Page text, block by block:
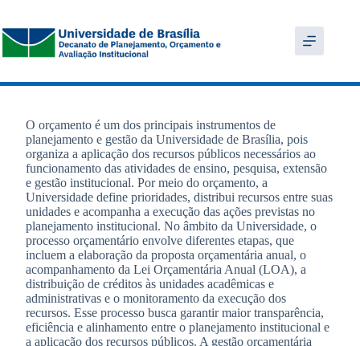
O orçamento é um dos principais instrumentos de
planejamento e gestão da Universidade de Brasília, pois
organiza a aplicação dos recursos públicos necessários ao
funcionamento das atividades de ensino, pesquisa, extensão
e gestão institucional. Por meio do orçamento, a
Universidade define prioridades, distribui recursos entre suas
unidades e acompanha a execução das ações previstas no
planejamento institucional. No âmbito da Universidade, o
processo orçamentário envolve diferentes etapas, que
incluem a elaboração da proposta orçamentária anual, o
acompanhamento da Lei Orçamentária Anual (LOA), a
distribuição de créditos às unidades acadêmicas e
administrativas e o monitoramento da execução dos
recursos. Esse processo busca garantir maior transparência,
eficiência e alinhamento entre o planejamento institucional e
a aplicação dos recursos públicos. A gestão orçamentária